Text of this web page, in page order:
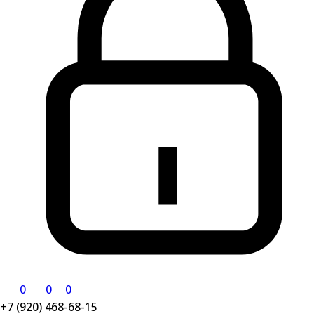
0 0
0
+7 (920) 468-68-15